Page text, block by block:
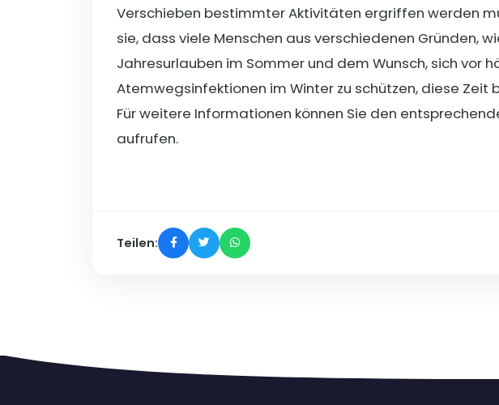
Verschieben bestimmter Aktivitäten ergriffen werden
sie, dass viele Menschen aus verschiedenen Gründen,
Jahresurlauben im Sommer und dem Wunsch, sich vor
Atemwegsinfektionen im Winter zu schützen, diese Zeit
Für weitere Informationen können Sie den
aufrufen.
Teilen: